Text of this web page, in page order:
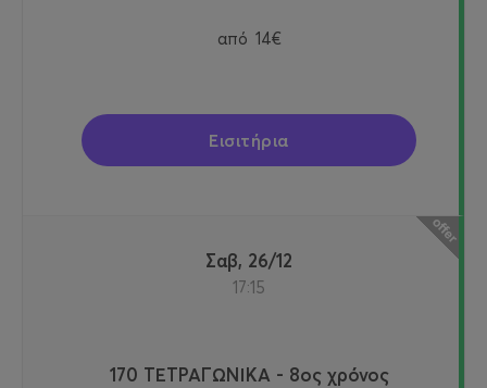
από 14€
Εισιτήρια
Σαβ, 26/12
17:15
170 ΤΕΤΡΑΓΩΝΙΚΑ - 8ος χρόνος